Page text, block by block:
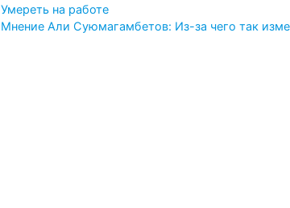
Умереть на работе
Мнение Али Суюмагамбетов: Из-за чего так